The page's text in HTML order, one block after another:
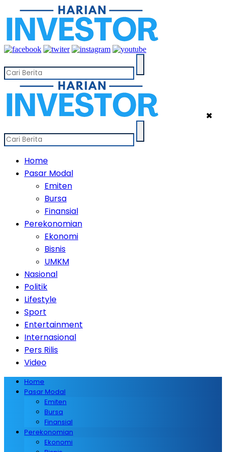
✖
Home
Pasar Modal
Emiten
Bursa
Finansial
Perekonomian
Ekonomi
Bisnis
UMKM
Nasional
Politik
Lifestyle
Sport
Entertainment
Internasional
Pers Rilis
Video
Home
Pasar Modal
Emiten
Bursa
Finansial
Perekonomian
Ekonomi